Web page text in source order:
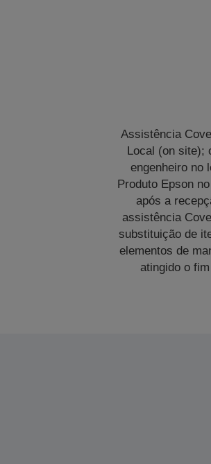
Assistência
Local (on site);
engenheiro no
Produto Epson
após a
assistência
substituição de
elementos de
atingido o